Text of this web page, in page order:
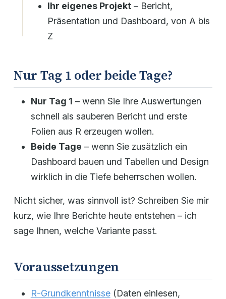
Ihr eigenes Projekt– Bericht,
Präsentation und Dashboard, von A bis
Z
Nur Tag 1 oder beide Tage?
Nur Tag 1 – wenn Sie Ihre Auswertungen
schnell als sauberen Bericht und erste
Folien aus R erzeugen wollen.
Beide Tage – wenn Sie zusätzlich ein
Dashboard bauen und Tabellen und Design
wirklich in die Tiefe beherrschen wollen.
Nicht sicher, was sinnvoll ist? Schreiben Sie mir
kurz, wie Ihre Berichte heute entstehen – ich
sage Ihnen, welche Variante passt.
Voraussetzungen
R-Grundkenntnisse(Daten einlesen,